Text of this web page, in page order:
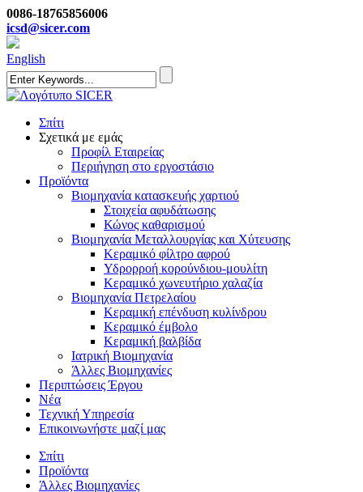
0086-18765856006
icsd@sicer.com
English
Σπίτι
Σχετικά με εμάς
Προφίλ Εταιρείας
Περιήγηση στο εργοστάσιο
Προϊόντα
Βιομηχανία κατασκευής χαρτιού
Στοιχεία αφυδάτωσης
Κώνος καθαρισμού
Βιομηχανία Μεταλλουργίας και Χύτευσης
Κεραμικό φίλτρο αφρού
Υδρορροή κορούνδιου-μουλίτη
Κεραμικό χωνευτήριο χαλαζία
Βιομηχανία Πετρελαίου
Κεραμική επένδυση κυλίνδρου
Κεραμικό έμβολο
Κεραμική βαλβίδα
Ιατρική Βιομηχανία
Άλλες Βιομηχανίες
Περιπτώσεις Έργου
Νέα
Τεχνική Υπηρεσία
Επικοινωνήστε μαζί μας
Σπίτι
Προϊόντα
Άλλες Βιομηχανίες